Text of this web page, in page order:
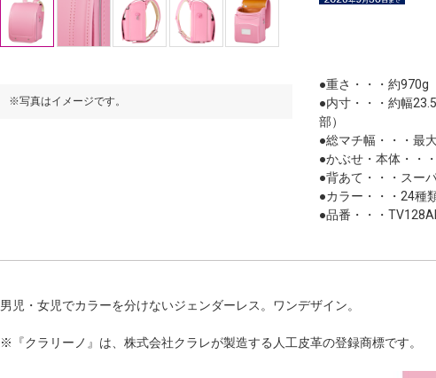
※写真はイメージです。 ※写真はイメージです。
●重さ・・・約970g
●内寸・・・約幅
部）
●総マチ幅・・・最
●かぶせ・本体・・
●背あて・・・スー
●カラー・・・24種
●品番・・・
男児・女児でカラーを分けないジェンダーレス。ワンデザイン。
※『クラリーノ』は、株式会社クラレが製造する人工皮革の登録商標です。